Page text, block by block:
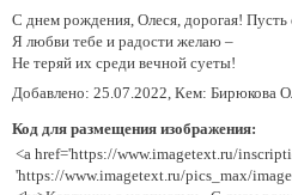
С днем рождения, Олеся, дорогая!
Я любви тебе и радости желаю –
Не теряй их среди вечной суеты!
Добавлено: 25.07.2022, Кем: Бирюкова
Код для размещения изображения:
<a href='https://www.imagetext.ru/
'https://www.imagetext.ru/pics_max/